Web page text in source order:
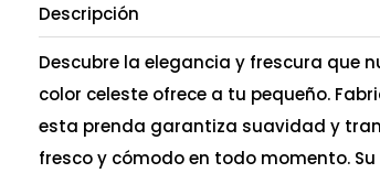
Descripción
Descubre la elegancia y frescura que
color celeste ofrece a tu pequeño.
esta prenda garantiza suavidad y
fresco y cómodo en todo momento.